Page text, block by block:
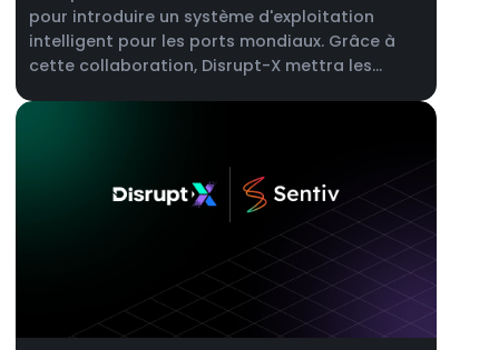
pour introduire un système d'exploitation
intelligent pour les ports mondiaux. Grâce à
cette collaboration, Disrupt-X mettra les
maintenance, la gestion des actifs de